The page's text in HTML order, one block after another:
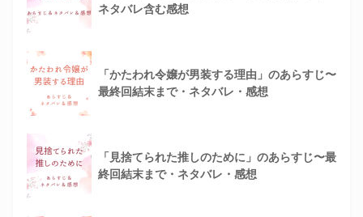
ネタバレ含む感想
「かたわれ令嬢が男装する理由」のあらすじ〜
最終回結末まで・ネタバレ・感想
「見捨てられた推しのために」のあらすじ〜最
終回結末まで・ネタバレ・感想